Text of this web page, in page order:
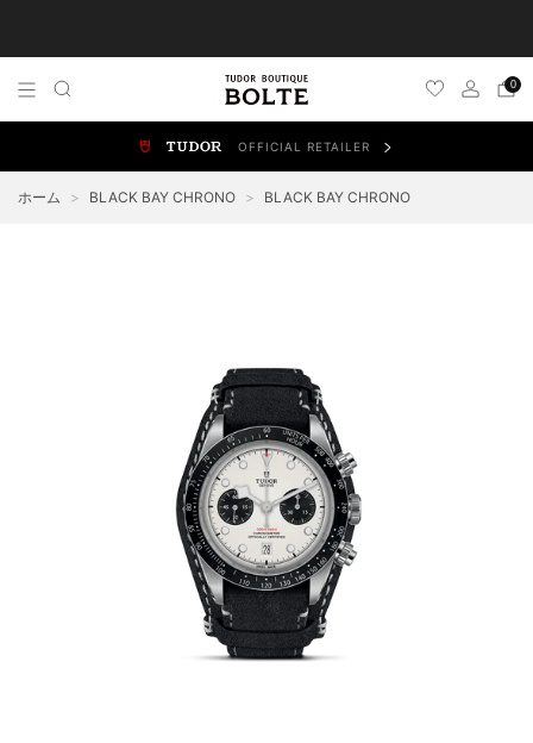
0
OFFICIAL RETAILER
NEW WATCHES ブラックベイ
ホーム > BLACK BAY CHRONO > BLACK BAY CHRONO